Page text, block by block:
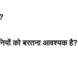
को बरतना आवश्यक है?